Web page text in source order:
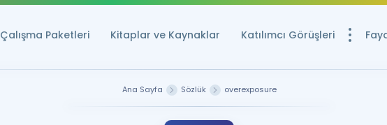
Çalışma Paketleri Kitaplar ve Kaynaklar Katılımcı Görüşleri
Ücretsiz Kaynaklar
Ana Sayfa Sözlük overexposure